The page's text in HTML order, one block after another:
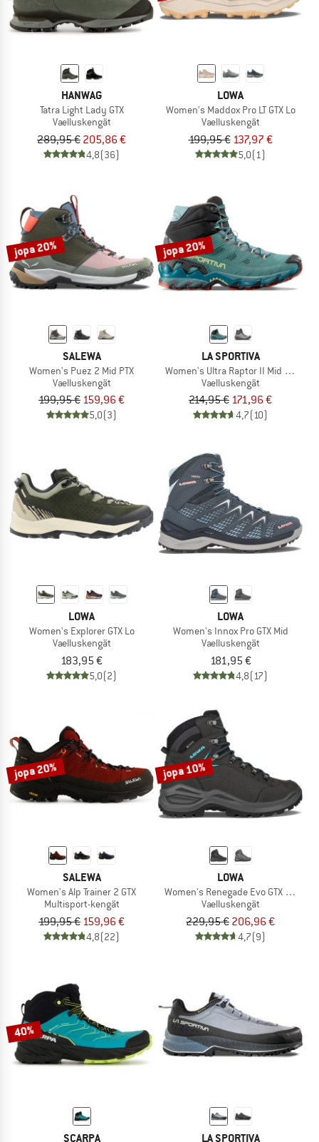
HANWAG
Tatra Light Lady GTX
Vaelluskengät
289,95 € 205,86 €
4,8(36)
LOWA
Women's Maddox Pro LT GTX Lo
Vaelluskengät
199,95 € 137,97 €
5,0(1)
jopa 20%
SALEWA
Women's Puez 2 Mid PTX
Vaelluskengät
199,95 € 159,96 €
5,0(3)
jopa 20%
LA SPORTIVA
Women's Ultra Raptor II Mid Leather
Vaelluskengät
214,95 € 171,96 €
4,7(10)
LOWA
Women's Explorer GTX Lo
Vaelluskengät
183,95 €
5,0(2)
LOWA
Women's Innox Pro GTX Mid
Vaelluskengät
181,95 €
4,8(17)
jopa 20%
SALEWA
Women's Alp Trainer 2 GTX
Multisport-kengät
199,95 € 159,96 €
4,8(22)
jopa 10%
LOWA
Women's Renegade Evo GTX Mid
Vaelluskengät
229,95 € 206,96 €
4,7(9)
40%
SCARPA LA SPORTIVA